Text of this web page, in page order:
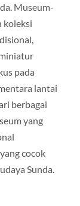
Museum-
koleksi
pada
lantai
berbagai
yang
cocok
Sunda.